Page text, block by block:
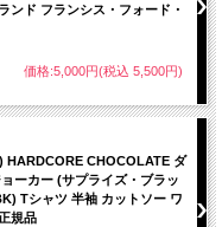
ンド フランシス・フォード・
価格:5,000円(税込 5,500円)
HARDCORE CHOCOLATE ダ
ーカー (サプライズ・ブラッ
Tシャツ 半袖 カットソー ワ
規品